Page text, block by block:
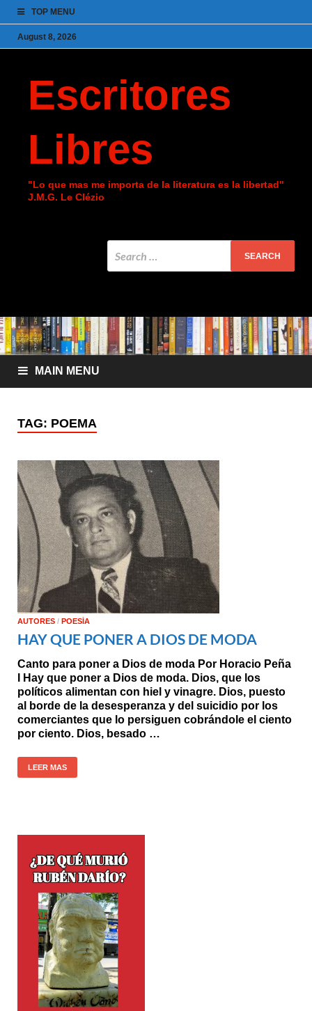
TOP MENU
August 8, 2026
Escritores
Libres
"Lo que mas me importa de la literatura es la libertad"
J.M.G. Le Clézio
MAIN MENU
TAG: POEMA
AUTORES / POESÍA
HAY QUE PONER A DIOS DE MODA
Canto para poner a Dios de moda Por Horacio Peña
I Hay que poner a Dios de moda. Dios, que los
políticos alimentan con hiel y vinagre. Dios, puesto
al borde de la desesperanza y del suicidio por los
comerciantes que lo persiguen cobrándole el ciento
por ciento. Dios, besado …
LEER MAS